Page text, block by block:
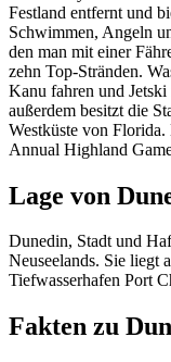
Festland entfernt und
Schwimmen, Angeln
den man mit einer
zehn Top-Stränden.
Kanu fahren und
außerdem besitzt die
Westküste von
Annual Highland
Lage von
Dunedin, Stadt und
Neuseelands. Sie liegt
Tiefwasserhafen Port
Fakten zu